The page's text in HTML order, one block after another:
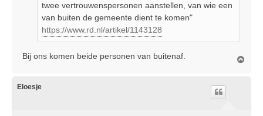
twee vertrouwenspersonen aanstellen, van wie een
van buiten de gemeente dient te komen"
https://www.rd.nl/artikel/1143128
Bij ons komen beide personen van buitenaf.
Eloesje